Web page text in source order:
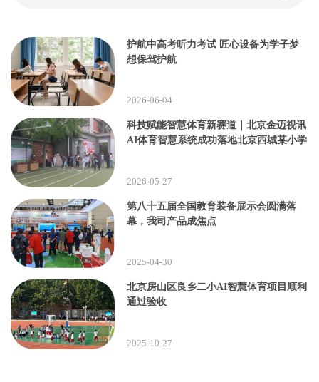
护航中高考听力考试 匠心设备为学子梦
想保驾护航
2026-06-04
科技赋能智慧体育新赛道｜北京金迈视讯
AI体育智慧系统成功落地北京西城某小学
2026-05-27
第八十五届全国教育装备展示会圆满落
幕，我司产品成焦点
2025-04-30
北京房山区良乡二小AI智慧体育项目顺利
通过验收
2025-10-27